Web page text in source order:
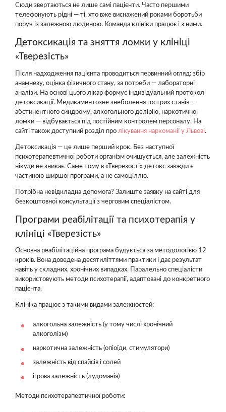
Сюди звертаються не лише самі пацієнти. Часто першими
телефонують рідні — ті, хто вже виснажений роками боротьби
поруч із залежною людиною. Команда клініки працює і з ними.
Детоксикація та зняття ломки у клініці
«Тверезість»
Після надходження пацієнта проводиться первинний огляд: збір
анамнезу, оцінка фізичного стану, за потреби — лабораторні
аналізи. На основі цього лікар формує індивідуальний протокол
детоксикації. Медикаментозне знеболення гострих станів —
абстинентного синдрому, алкогольного делірію, наркотичної
ломки — відбувається під постійним контролем персоналу. На
сайті також доступний розділ про лікування наркоманії у Львові.
Детоксикація — це лише перший крок. Без наступної
психотерапевтичної роботи організм очищується, але залежність
нікуди не зникає. Саме тому в «Тверезості» детокс завжди є
частиною ширшої програми, а не самоціллю.
Потрібна невідкладна допомога? Залиште заявку на сайті для
безкоштовної консультації з черговим спеціалістом.
Програми реабілітації та психотерапія у
клініці «Тверезість»
Основна реабілітаційна програма будується за методологією 12
кроків. Вона доведена десятиліттями практики і дає результат
навіть у складних, хронічних випадках. Паралельно спеціалісти
використовують методи психотерапії, адаптовані до конкретного
пацієнта.
Клініка працює з такими видами залежностей:
алкогольна залежність (у тому числі хронічний
алкоголізм)
наркотична залежність (опіоїди, стимулятори)
залежність від спайсів і солей
ігрова залежність (лудоманія)
Методи психотерапевтичної роботи: